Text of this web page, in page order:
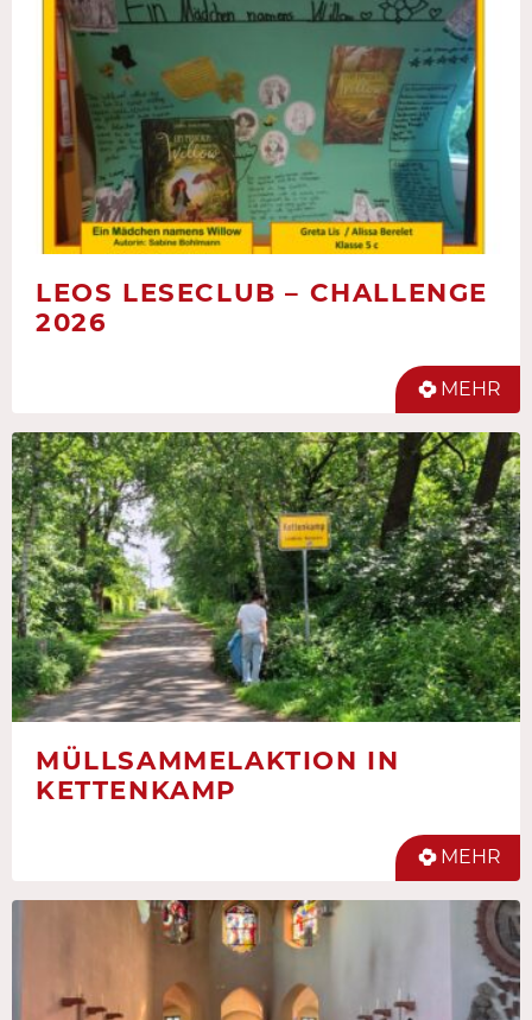
LEOS LESECLUB – CHALLENGE
2026
MEHR
MÜLLSAMMELAKTION IN
KETTENKAMP
MEHR